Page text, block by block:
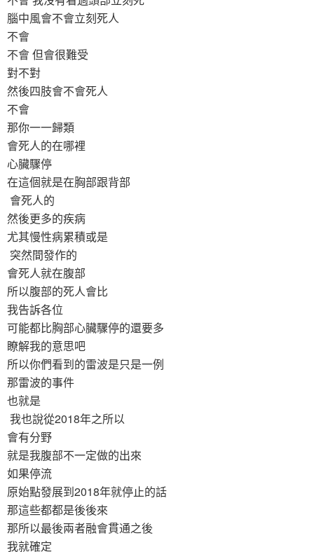
腦中風會不會立刻死人
不會
不會 但會很難受
對不對
然後四肢會不會死人
不會
那你一一歸類
會死人的在哪裡
心臟驟停
在這個就是在胸部跟背部
會死人的
然後更多的疾病
尤其慢性病累積或是
突然間發作的
會死人就在腹部
所以腹部的死人會比
我告訴各位
可能都比胸部心臟驟停的還要多
瞭解我的意思吧
所以你們看到的雷波是只是一例
那雷波的事件
也就是
我也說從2018年之所以
會有分野
就是我腹部不一定做的出來
如果停流
原始點發展到2018年就停止的話
那這些都都是後後來
那所以最後兩者融會貫通之後
我就確定